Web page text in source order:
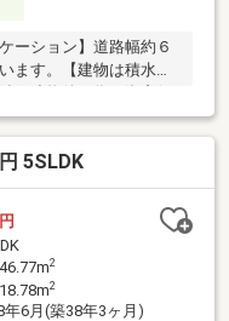
ーション】道路幅約６
ます。【建物は積水ハ
えます。きれいにお住
建物約５６坪の大型邸
坪超え。建物は１階９
．４㎡（いずれも登
ーターモジュール採用
っております。】※現
予約制とさせて頂きま
5SLDK
2
2
年6月(築38年3ヶ月)